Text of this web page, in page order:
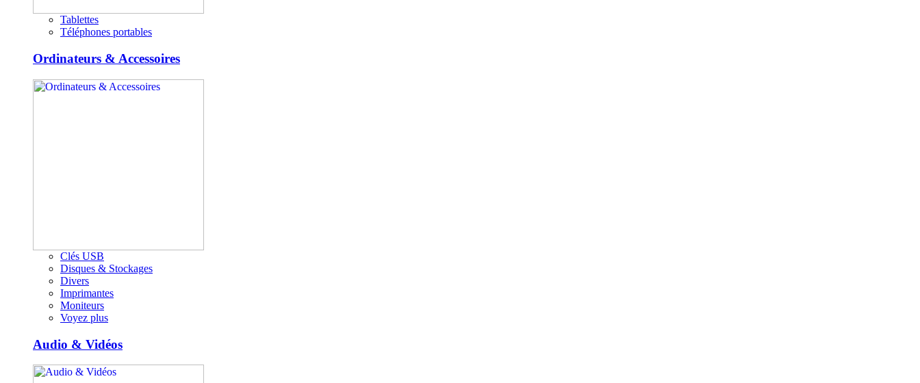
Tablettes
Téléphones portables
Ordinateurs & Accessoires
Clés USB
Disques & Stockages
Divers
Imprimantes
Moniteurs
Voyez plus
Audio & Vidéos